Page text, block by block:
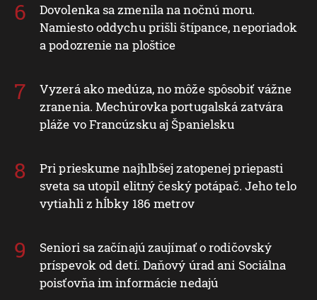
Dovolenka sa zmenila na nočnú moru.
Namiesto oddychu prišli štípance, neporiadok
a podozrenie na ploštice
Vyzerá ako medúza, no môže spôsobiť vážne
zranenia. Mechúrovka portugalská zatvára
pláže vo Francúzsku aj Španielsku
Pri prieskume najhlbšej zatopenej priepasti
sveta sa utopil elitný český potápač. Jeho telo
vytiahli z hĺbky 186 metrov
Seniori sa začínajú zaujímať o rodičovský
príspevok od detí. Daňový úrad ani Sociálna
poisťovňa im informácie nedajú